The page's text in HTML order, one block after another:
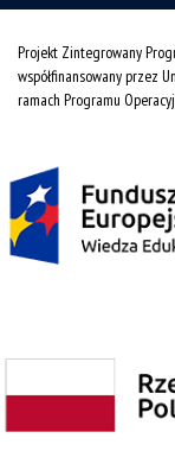
Projekt Zintegrowany
współfinansowany przez
ramach Programu